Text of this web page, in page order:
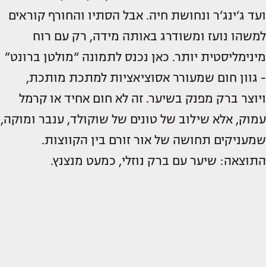
ועד ג’ינג’ר ונחושת חיה. אבל הסתיו והחורף קוראים
למשהו נועז ומשודרג באותה מידה, רק עם רוח
מינימליסטית יותר. כאן נכנס לתמונה “מולטן ברונט”
- גוון חום שמעורר אסוציאציות למתכת מותכת,
ויוצר ברק מפנק בשיער. זה לא חום אחיד או קרמל
עמוק, אלא שילוב של טונים של שוקולד, ענבר ומוקה,
שמעניקים תחושה של אור זורם בין הקווצות.
התוצאה: שיער עם ברק נוזלי, כמעט מנצנץ.